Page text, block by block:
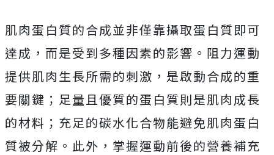
肌肉蛋白質的合成並非僅靠攝取蛋白質即可
達成，而是受到多種因素的影響。阻力運動
提供肌肉生長所需的刺激，是啟動合成的重
要關鍵；足量且優質的蛋白質則是肌肉成長
的材料；充足的碳水化合物能避免肌肉蛋白
質被分解。此外，掌握運動前後的營養補充